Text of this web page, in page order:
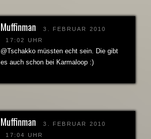
Muffinman
3. FEBRUAR 2010
17:02 UHR
@Tschakko müssten echt sein. Die gibt
es auch schon bei Karmaloop :)
Muffinman
3. FEBRUAR 2010
17:04 UHR